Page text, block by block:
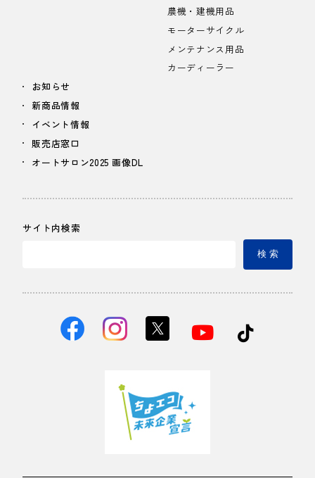
農機・建機用品
モーターサイクル
メンテナンス用品
カーディーラー
お知らせ
新商品情報
イベント情報
販売店窓口
オートサロン2025 画像DL
サイト内検索
検 索